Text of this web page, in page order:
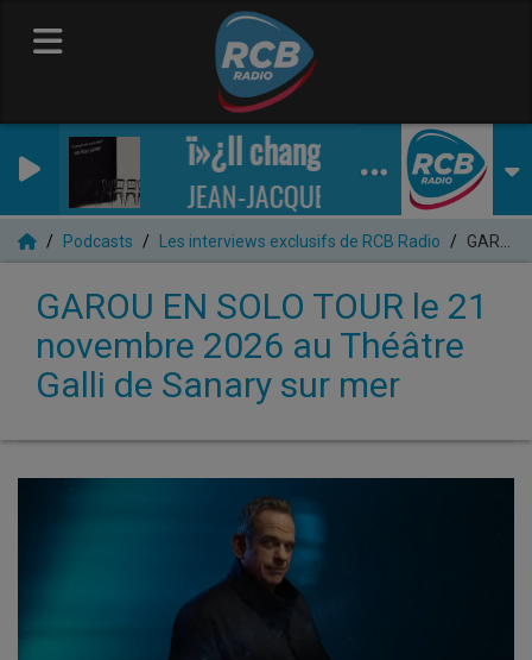
ï»¿Il changeait la Vie
JEAN-JACQUES GOLDMAN
Podcasts Les interviews exclusifs de RCB Radio GAROU EN SOLO TOUR le 21 novembre 2026 au Théâtre Galli de Sanary sur mer
GAROU EN SOLO TOUR le 21
novembre 2026 au Théâtre
Galli de Sanary sur mer